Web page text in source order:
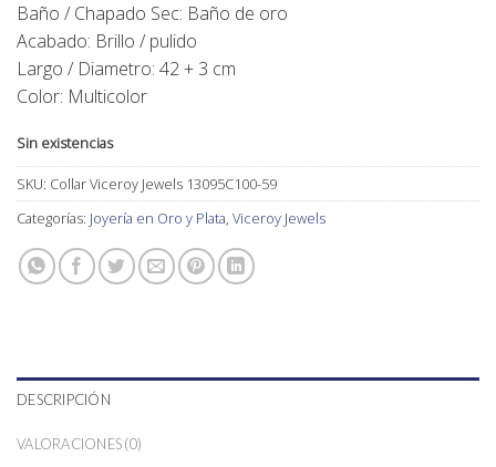
Baño / Chapado Sec: Baño de oro
Acabado: Brillo / pulido
Largo / Diametro: 42 + 3 cm
Color: Multicolor
Sin existencias
SKU: Collar Viceroy Jewels 13095C100-59
Categorías: Joyería en Oro y Plata Viceroy Jewels
DESCRIPCIÓN
VALORACIONES (0)